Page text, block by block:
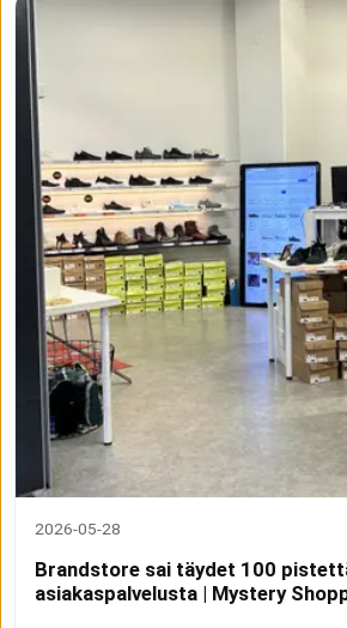
2026-05-28
Brandstore sai täydet 100
asiakaspalvelusta | Mystery